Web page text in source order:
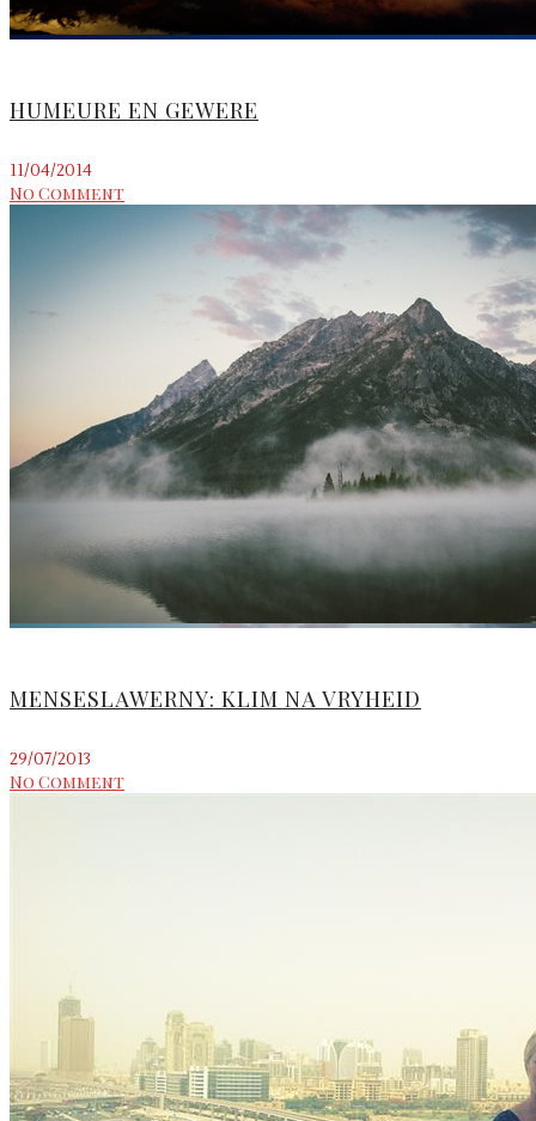
HUMEURE EN GEWERE
11/04/2014
No Comment
MENSESLAWERNY: KLIM NA VRYHEID
29/07/2013
No Comment